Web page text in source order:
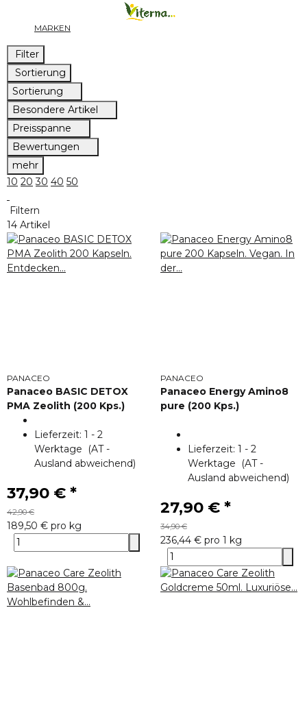
MARKEN
Filter
Sortierung
Sortierung
Besondere Artikel
Preisspanne
Bewertungen
mehr
10 20 30 40 50
Filtern
14 Artikel
PANACEO
Panaceo BASIC DETOX
PMA Zeolith (200 Kps.)
Lieferzeit: 1 - 2
Werktage
(AT -
Ausland abweichend)
37,90 € *
42,90 €
189,50 € pro kg
PANACEO
Panaceo Energy Amino8
pure (200 Kps.)
Lieferzeit: 1 - 2
Werktage
(AT -
Ausland abweichend)
27,90 € *
34,90 €
236,44 € pro 1 kg